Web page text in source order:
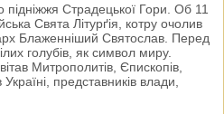
підніжжя Страдецької Гори. Об 11
Свята Літурґія, котру очолив
Блаженніший Святослав. Перед
голубів, як символ миру.
Митрополитів, Єпископів,
представників влади,